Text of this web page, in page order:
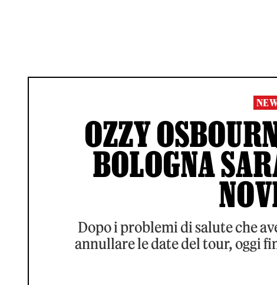
OZZY
BOLOGNA
Dopo i problemi di salute che
annullare le date del tour, oggi